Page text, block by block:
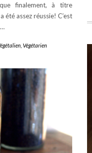
finalement, à titre
été assez réussie! C’est
Végétarien